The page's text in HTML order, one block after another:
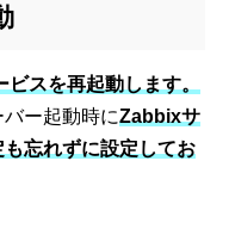
ビスを再起動します。
ー起動時にZabbixサ
忘れずに設定してお